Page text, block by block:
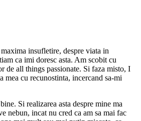
insufletire, despre viata in
ca imi doresc asta. Am scobit cu
de all things passionate. Si faza misto, I
cu recunostinta, incercand sa-mi
Si realizarea asta despre mine ma
nebun, incat nu cred ca am sa mai fac